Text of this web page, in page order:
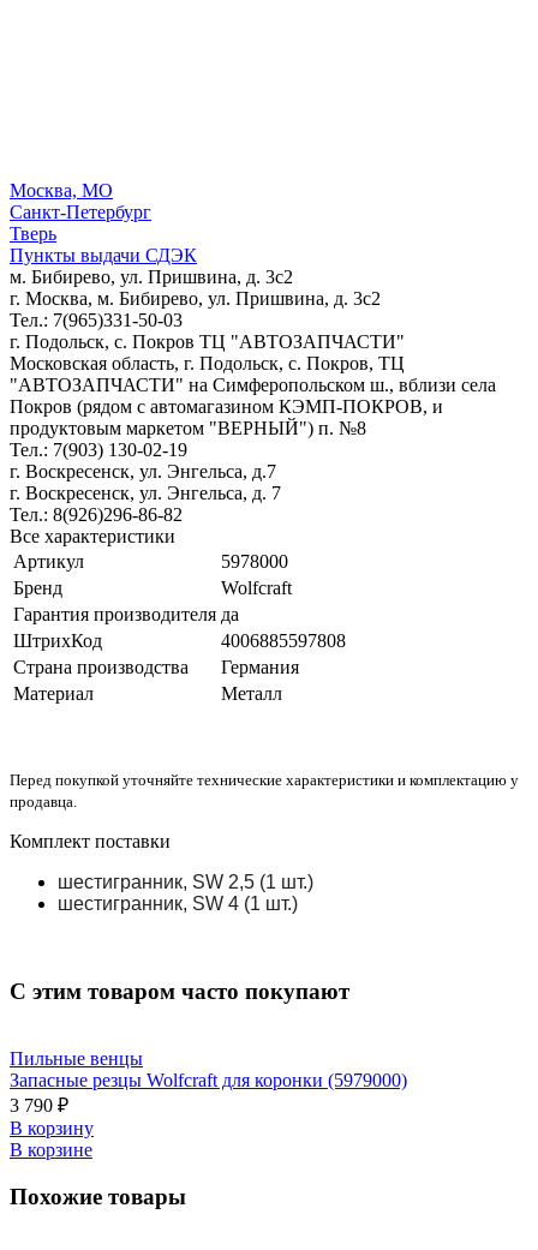
Москва, МО
Санкт-Петербург
Тверь
Пункты выдачи СДЭК
м. Бибирево, ул. Пришвина, д. 3с2
г. Москва, м. Бибирево, ул. Пришвина, д. 3с2
Тел.: 7(965)331-50-03
г. Подольск, c. Покров ТЦ "АВТОЗАПЧАСТИ"
Московская область, г. Подольск, c. Покров, ТЦ
"АВТОЗАПЧАСТИ" на Симферопольском ш., вблизи села
Покров (рядом с автомагазином КЭМП-ПОКРОВ, и
продуктовым маркетом "ВЕРНЫЙ") п. №8
Тел.: 7(903) 130-02-19
г. Воскресенск, ул. Энгельса, д.7
г. Воскресенск, ул. Энгельса, д. 7
Тел.: 8(926)296-86-82
Все характеристики
Артикул
5978000
Бренд
Wolfcraft
Гарантия производителя да
ШтрихКод
4006885597808
Страна производства
Германия
Материал
Металл
Перед покупкой уточняйте технические характеристики и комплектацию у
продавца.
Комплект поставки
шестигранник, SW 2,5 (1 шт.)
шестигранник, SW 4 (1 шт.)
С этим товаром часто покупают
Пильные венцы
Запасные резцы Wolfcraft для коронки (5979000)
3 790 ₽
В корзину
В корзине
Похожие товары